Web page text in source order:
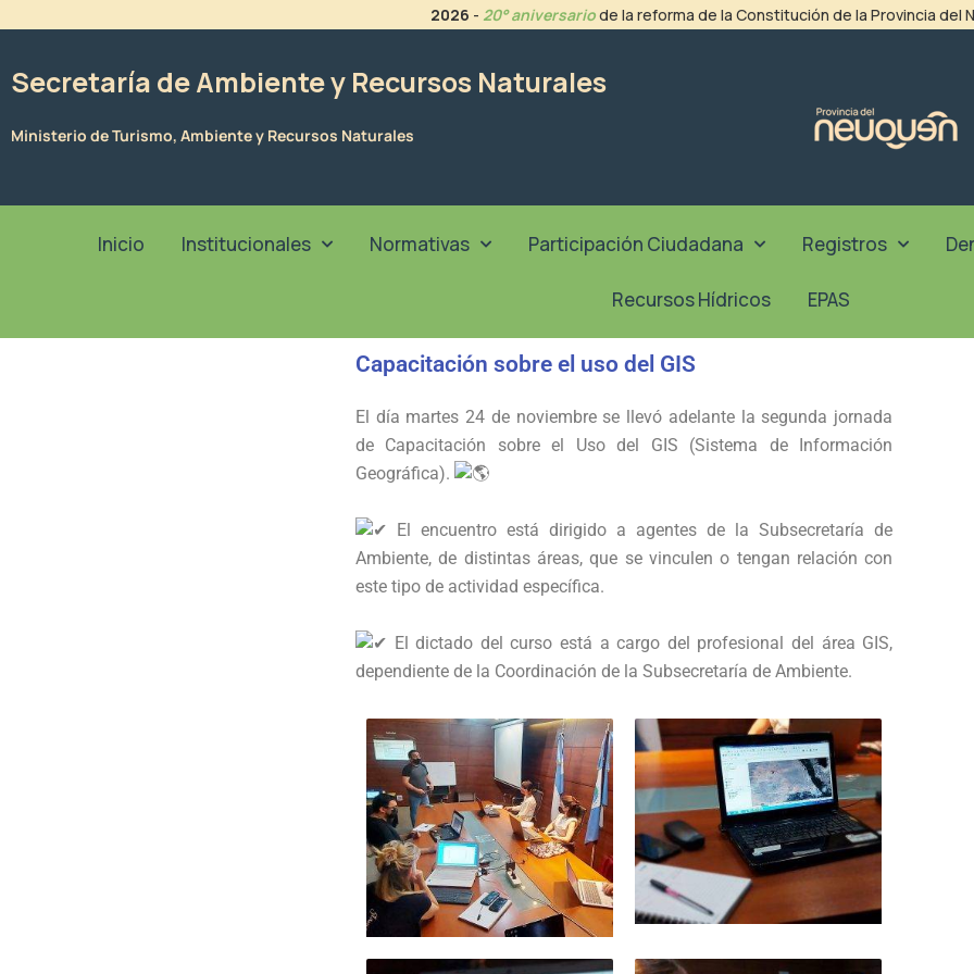
2026 - 20° aniversariode la reforma de la Constitución de la Provincia del
Secretaría de Ambiente y Recursos Naturales
Ministerio de Turismo, Ambiente y Recursos Naturales
Inicio Institucionales Normativas Participación Ciudadana Registros
Recursos Hídricos EPAS
Capacitación sobre el uso del GIS
El día martes 24 de noviembre se llevó adelante la segunda jornada
de Capacitación sobre el Uso del GIS (Sistema de Información
Geográfica).
El encuentro está dirigido a agentes de la Subsecretaría de
Ambiente, de distintas áreas, que se vinculen o tengan relación con
este tipo de actividad específica.
El dictado del curso está a cargo del profesional del área GIS,
dependiente de la Coordinación de la Subsecretaría de Ambiente.